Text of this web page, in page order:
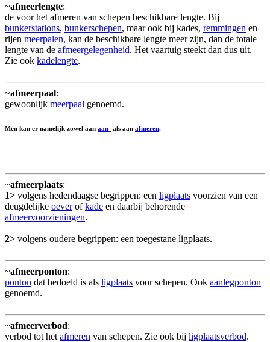
~afmeerlengte:
de voor het afmeren van schepen beschikbare lengte. Bij
bunkerstations, bunkerschepen, maar ook bij kades, remmingen en
rijen meerpalen, kan de beschikbare lengte meer zijn, dan de totale
lengte van de afmeergelegenheid. Het vaartuig steekt dan dus uit.
Zie ook kadelengte.
~afmeerpaal:
gewoonlijk meerpaal genoemd.
Men kan er namelijk zowel aan aan- als aan afmeren.
~afmeerplaats:
1> volgens hedendaagse begrippen: een ligplaats voorzien van een
deugdelijke oeverofkade en daarbij behorende
afmeervoorzieningen.
2> volgens oudere begrippen: een toegestane ligplaats.
~afmeerponton:
ponton dat bedoeld is als ligplaats voor schepen. Ook aanlegponton
genoemd.
~afmeerverbod:
verbod tot het afmeren van schepen. Zie ook bij ligplaatsverbod.